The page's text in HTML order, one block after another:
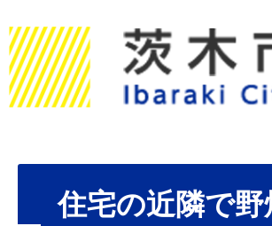
住宅の近隣で